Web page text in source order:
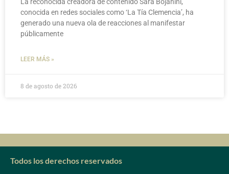
conocida en redes sociales como ‘La Tía Clemencia’, ha
generado una nueva ola de reacciones al manifestar
públicamente
LEER MÁS »
8 de agosto de 2026
Todos los derechos reservados